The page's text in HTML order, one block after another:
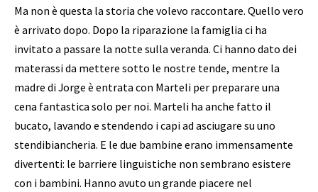
Ma non è questa la storia che volevo raccontare. Quello vero
è arrivato dopo. Dopo la riparazione la famiglia ci ha
invitato a passare la notte sulla veranda. Ci hanno dato dei
materassi da mettere sotto le nostre tende, mentre la
madre di Jorge è entrata con Marteli per preparare una
cena fantastica solo per noi. Marteli ha anche fatto il
bucato, lavando e stendendo i capi ad asciugare su uno
stendibiancheria. E le due bambine erano immensamente
divertenti: le barriere linguistiche non sembrano esistere
con i bambini. Hanno avuto un grande piacere nel